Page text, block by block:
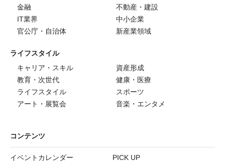
金融
不動産・建設
IT業界
中小企業
官公庁・自治体
新産業領域
ライフスタイル
キャリア・スキル
資産形成
教育・次世代
健康・医療
ライフスタイル
スポーツ
アート・展覧会
音楽・エンタメ
コンテンツ
イベントカレンダー
PICK UP